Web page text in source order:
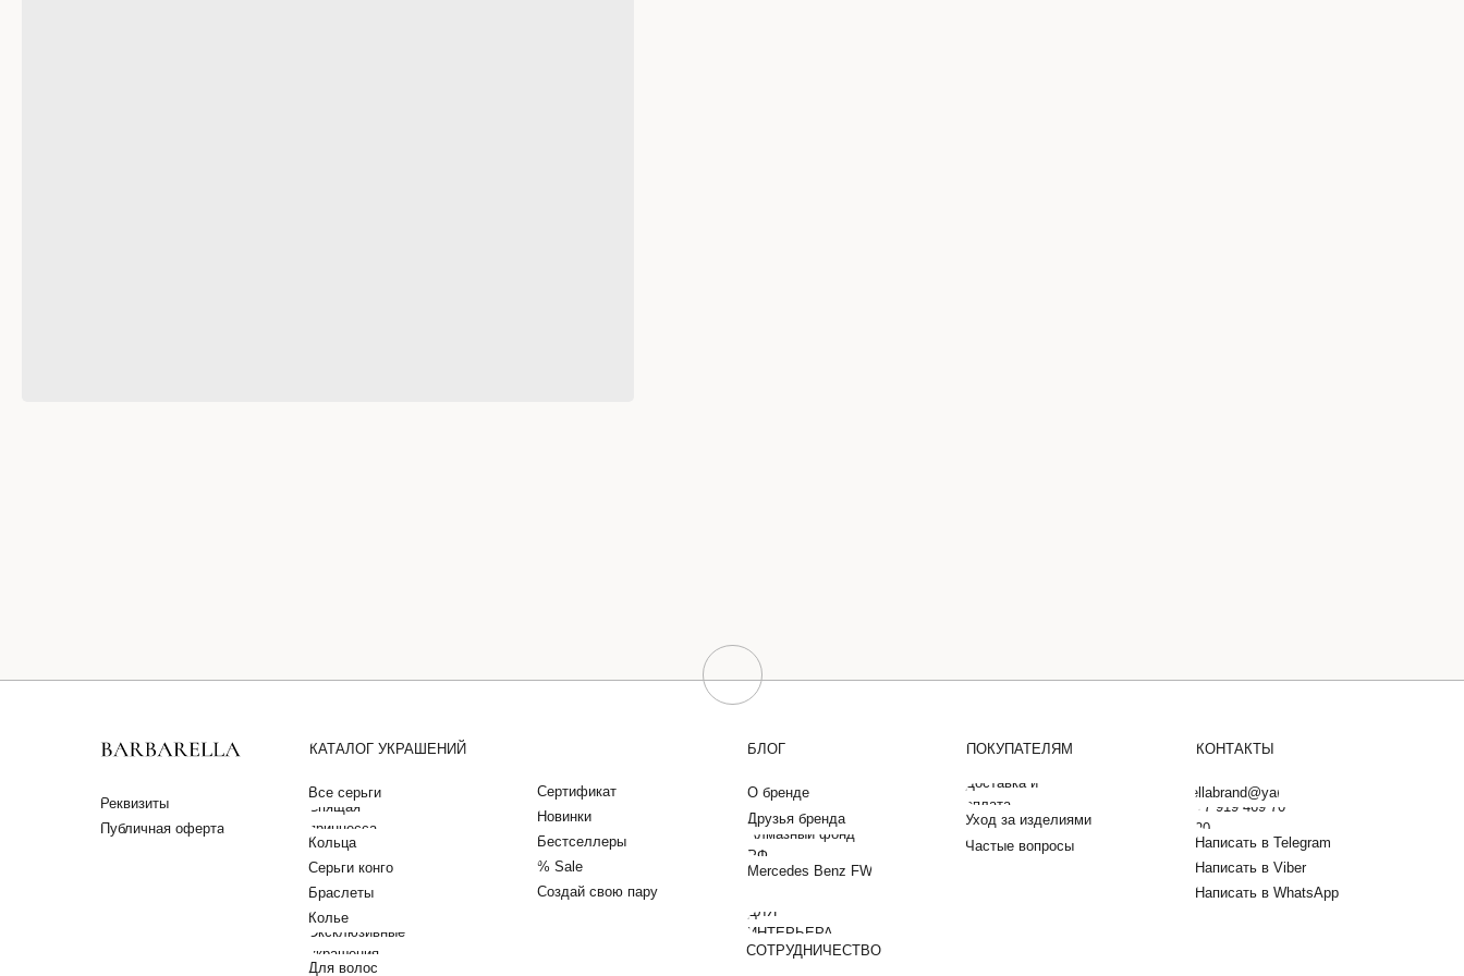
Спящая
принцесса
КАТАЛОГ УКРАШЕНИЙ
Кольца
Все серьги
ПОКУПАТЕЛЯМ
Алмазный фонд
РФ
Друзья бренда
О бренде
Mercedes Benz FW
Серьги конго
Браслеты
Создай свою пару
Колье
Эксклюзивные
украшения
Сертификат
Новинки
Бестселлеры
% Sale
БЛОГ
ДЛЯ
ИНТЕРЬЕРА
Частые вопросы
Уход за изделиями
Доставка и
оплата
СОТРУДНИЧЕСТВО
Написать в Telegram
+7 919 469 70
20
barbarellabrand@yandex.ru
Написать в Viber
КОНТАКТЫ
Написать в WhatsApp
Публичная оферта
Реквизиты
Для волос